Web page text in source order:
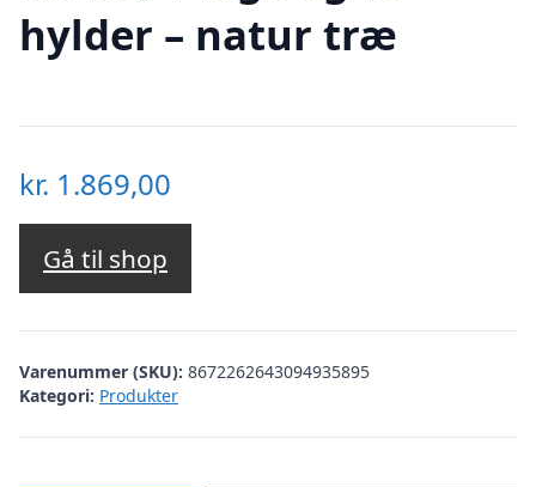
hylder – natur træ
kr. 1.869,00
Gå til shop
Varenummer (SKU): 8672262643094935895
Kategori: Produkter